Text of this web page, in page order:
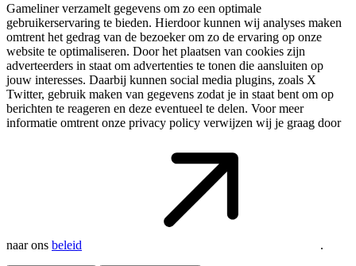
Gameliner verzamelt gegevens om zo een optimale
gebruikerservaring te bieden. Hierdoor kunnen wij analyses maken
omtrent het gedrag van de bezoeker om zo de ervaring op onze
website te optimaliseren. Door het plaatsen van cookies zijn
adverteerders in staat om advertenties te tonen die aansluiten op
jouw interesses. Daarbij kunnen social media plugins, zoals X
Twitter, gebruik maken van gegevens zodat je in staat bent om op
berichten te reageren en deze eventueel te delen. Voor meer
informatie omtrent onze privacy policy verwijzen wij je graag door
naar ons beleid .